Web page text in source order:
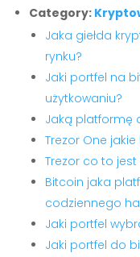
Category:
Jaka giełda
rynku?
Jaki portfel na
użytkowaniu?
Jaką platformę
Trezor One
Trezor co to jest
Bitcoin jaka
codziennego
Jaki portfel
Jaki portfel do